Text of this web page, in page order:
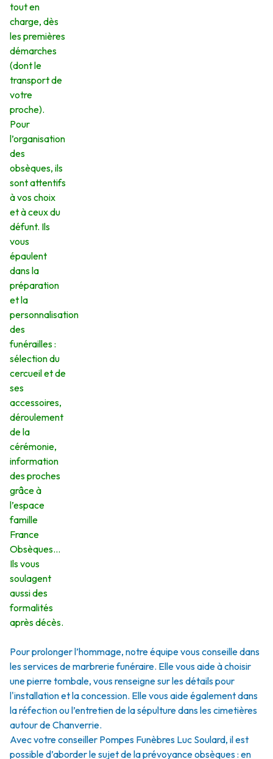
tout en
charge, dès
les premières
démarches
(dont le
transport de
votre
proche).
Pour
l’organisation
des
obsèques, ils
sont attentifs
à vos choix
et à ceux du
défunt. Ils
vous
épaulent
dans la
préparation
et la
personnalisation
des
funérailles :
sélection du
cercueil et de
ses
accessoires,
déroulement
de la
cérémonie,
information
des proches
grâce à
l’espace
famille
France
Obsèques…
Ils vous
soulagent
aussi des
formalités
après décès.
Pour prolonger l’hommage, notre équipe vous conseille dans
les services de marbrerie funéraire. Elle vous aide à choisir
une pierre tombale, vous renseigne sur les détails pour
l'installation et la concession. Elle vous aide également dans
la réfection ou l’entretien de la sépulture dans les cimetières
autour de Chanverrie.
Avec votre conseiller Pompes Funèbres Luc Soulard, il est
possible d’aborder le sujet de la prévoyance obsèques : en